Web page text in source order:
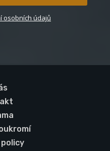
osobních údajů